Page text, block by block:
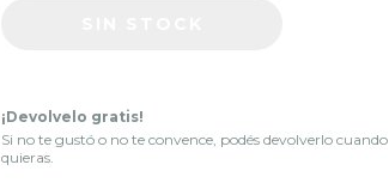
¡Devolvelo gratis!
Si no te gustó o no te convence, podés devolverlo cuando
quieras.